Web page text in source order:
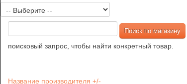
поисковый запрос, чтобы найти конкретный товар.
Название производителя +/-